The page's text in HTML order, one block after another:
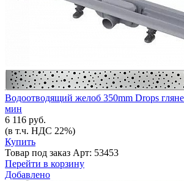
Водоотводящий желоб 350mm Drops
мин
6 116 руб.
(в т.ч. НДС 22%)
Купить
Товар под заказ Арт: 53453
Перейти в корзину
Добавлено